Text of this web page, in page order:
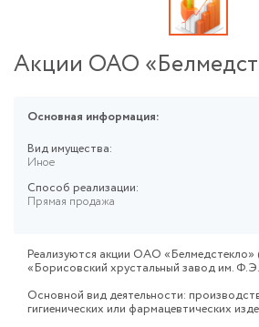
Акции ОАО
Основная информация:
Вид имущества:
Иное
Способ реализации:
Прямая продажа
Реализуются акции ОАО «Белмедстекло»
«Борисовский хрустальный завод им.
Основной вид деятельности:
гигиенических или фармацевтических